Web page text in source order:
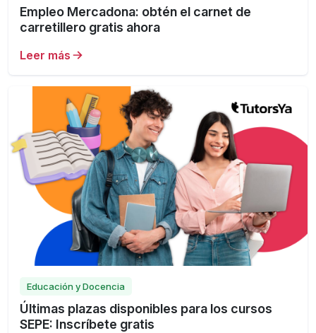
Empleo Mercadona: obtén el carnet de
carretillero gratis ahora
Leer más
Educación y Docencia
Últimas plazas disponibles para los cursos
SEPE: Inscríbete gratis